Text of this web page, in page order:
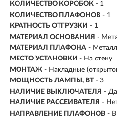
КОЛИЧЕСТВО КОРОБОК - 1
КОЛИЧЕСТВО ПЛАФОНОВ - 1
КРАТНОСТЬ ОТГРУЗКИ - 1
МАТЕРИАЛ ОСНОВАНИЯ -
МАТЕРИАЛ ПЛАФОНА - Металл
МЕСТО УСТАНОВКИ - На стену
МОНТАЖ - Накладные
МОЩНОСТЬ ЛАМПЫ, ВТ - 3
НАЛИЧИЕ ВЫКЛЮЧАТЕЛЯ - Да
НАЛИЧИЕ РАССЕИВАТЕЛЯ -
НАПРАВЛЕНИЕ ПЛАФОНОВ -